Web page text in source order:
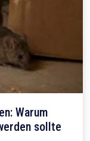
Warum
sollte